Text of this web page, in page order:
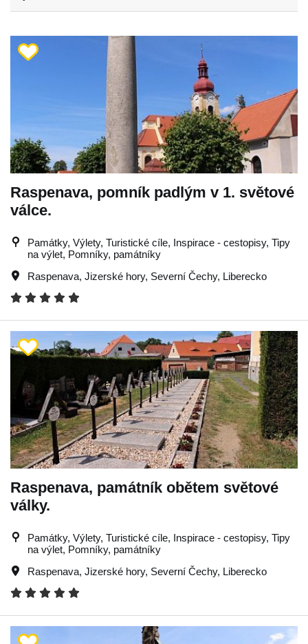
Raspenava, pomník padlým v 1. světové
válce.
Památky, Výlety, Turistické cíle, Inspirace - cestopisy, Tipy
na výlet, Pomníky, památníky
Raspenava, Jizerské hory, Severní Čechy, Liberecko
Raspenava, památník obětem světové
války.
Památky, Výlety, Turistické cíle, Inspirace - cestopisy, Tipy
na výlet, Pomníky, památníky
Raspenava, Jizerské hory, Severní Čechy, Liberecko